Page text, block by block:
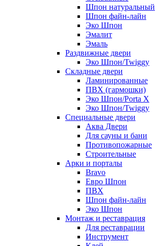
Шпон натуральный
Шпон файн-лайн
Эко Шпон
Эмалит
Эмаль
Раздвижные двери
Эко Шпон/Twiggy
Складные двери
Ламинированные
ПВХ (гармошки)
Эко Шпон/Porta X
Эко Шпон/Twiggy
Специальные двери
Аква Двери
Для сауны и бани
Противопожарные
Строительные
Арки и порталы
Bravo
Евро Шпон
ПВХ
Шпон файн-лайн
Эко Шпон
Монтаж и реставрация
Для реставрации
Инструмент